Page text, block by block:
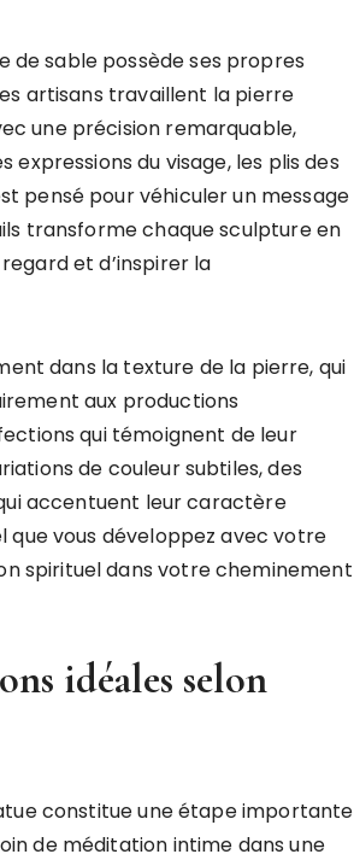
de sable possède ses propres
artisans travaillent la pierre
une précision remarquable,
expressions du visage, les plis des
pensé pour véhiculer un message
transforme chaque sculpture en
et d’inspirer la
dans la texture de la pierre, qui
aux productions
qui témoignent de leur
de couleur subtiles, des
accentuent leur caractère
que vous développez avec votre
spirituel dans votre cheminement
idéales selon
constitue une étape importante
de méditation intime dans une